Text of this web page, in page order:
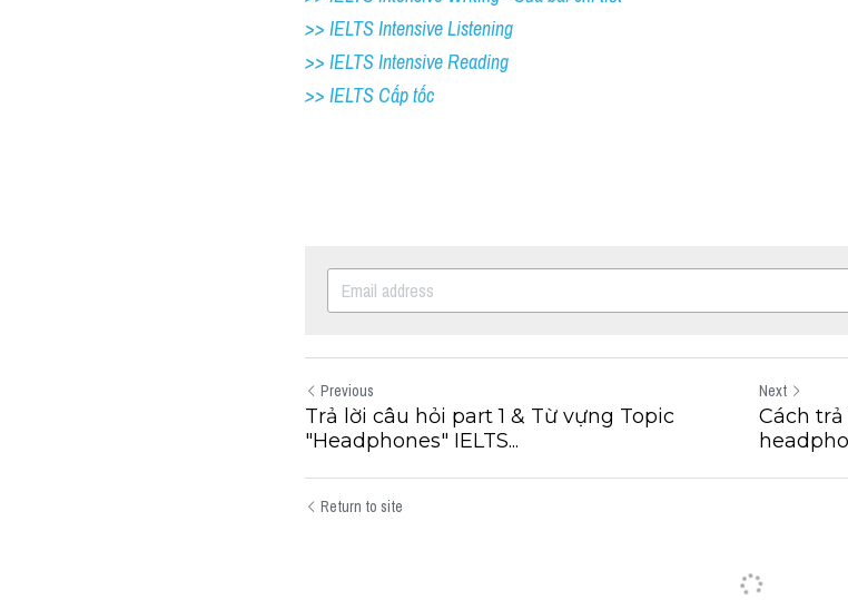
>> IELTS Intensive Writing - Sửa bài chi tiết
>> IELTS Intensive Listening
>> IELTS Intensive Reading
>> IELTS Cấp tốc
Previous
Trả lời câu hỏi part 1 & Từ vựng Topic
Next
Cách